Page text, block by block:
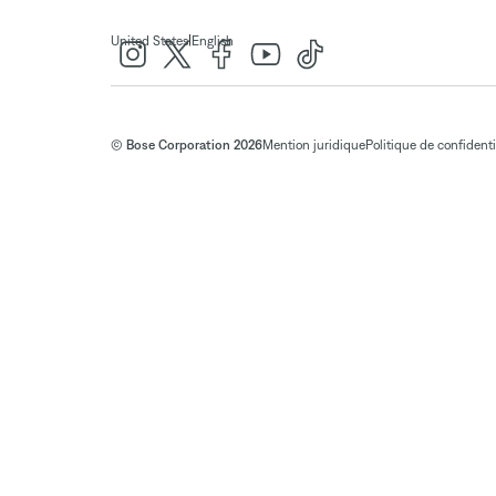
United States| English
© Bose Corporation 2026Mention juridiquePolitique de